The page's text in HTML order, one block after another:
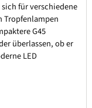
für verschiedene
Tropfenlampen
G45
überlassen, ob er
LED